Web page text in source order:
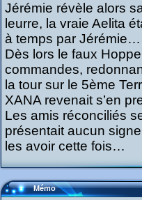
Jérémie révèle alors
leurre, la vraie Aelita
à temps par Jérémie…
Dès lors le faux
commandes,
la tour sur le 5ème
XANA revenait s’en
Les amis réconciliés
présentait aucun
les avoir cette fois…
Mémo